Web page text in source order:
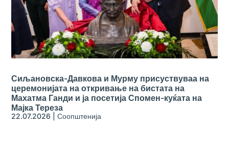
Сиљановска-Давкова и Мурму присуствуваа на
церемонијата на откривање на бистата на
Махатма Ганди и ја посетија Спомен-куќата на
Мајка Тереза
22.07.2026 |Соопштенија